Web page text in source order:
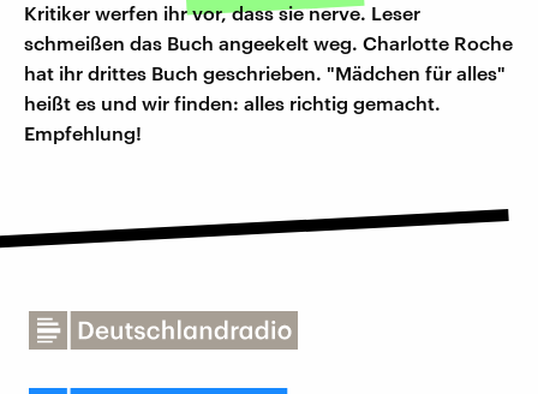
Kritiker werfen ihr vor, dass sie nerve. Leser
schmeißen das Buch angeekelt weg. Charlotte Roche
hat ihr drittes Buch geschrieben. "Mädchen für alles"
heißt es und wir finden: alles richtig gemacht.
Empfehlung!